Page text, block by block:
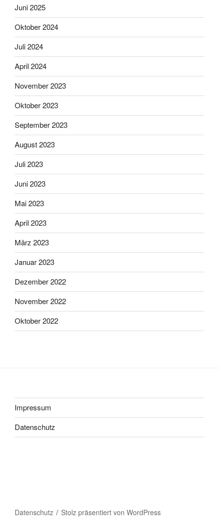
Juni 2025
Oktober 2024
Juli 2024
April 2024
November 2023
Oktober 2023
September 2023
August 2023
Juli 2023
Juni 2023
Mai 2023
April 2023
März 2023
Januar 2023
Dezember 2022
November 2022
Oktober 2022
Impressum
Datenschutz
Datenschutz Stolz präsentiert von WordPress